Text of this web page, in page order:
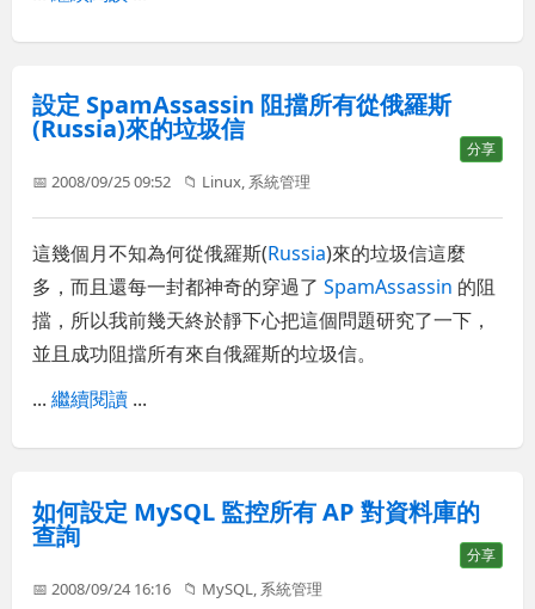
設定 SpamAssassin 阻擋所有從俄羅斯
(Russia)來的垃圾信
分享
📅 2008/09/25 09:52 📁 Linux, 系統管理
這幾個月不知為何從俄羅斯(Russia)來的垃圾信這麼
多，而且還每一封都神奇的穿過了SpamAssassin 的阻
擋，所以我前幾天終於靜下心把這個問題研究了一下，
並且成功阻擋所有來自俄羅斯的垃圾信。
...繼續閱讀 ...
如何設定 MySQL 監控所有 AP 對資料庫的
查詢
分享
📅 2008/09/24 16:16 📁 MySQL, 系統管理